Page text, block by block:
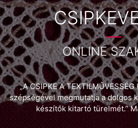
ONLINE
„A CSIPKE A
szépségével megmutatja a dolgos
készítők kitartó türelmét.”